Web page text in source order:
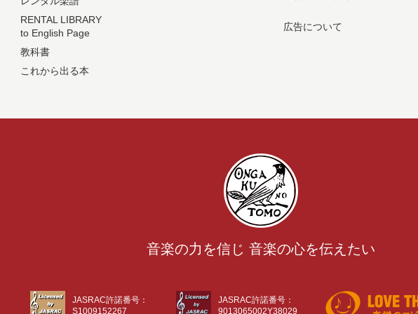
RENTAL LIBRARY
to English Page
教科書
これから出る本
広告について
音楽の力を信じ 音楽の心を伝えたい
JASRAC許諾番号：
S1009152267
JASRAC許諾番号：
9013065002Y38029